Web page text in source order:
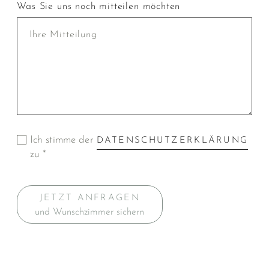
Was Sie uns noch mitteilen möchten
Ich stimme der DATENSCHUTZERKLÄRUNG
zu *
JETZT ANFRAGEN
und Wunschzimmer sichern